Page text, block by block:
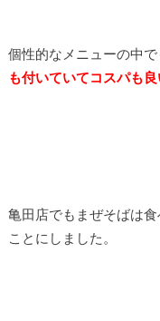
個性的なメニューの中で
も付いていてコスパも
亀田店でもまぜそばは
ことにしました。